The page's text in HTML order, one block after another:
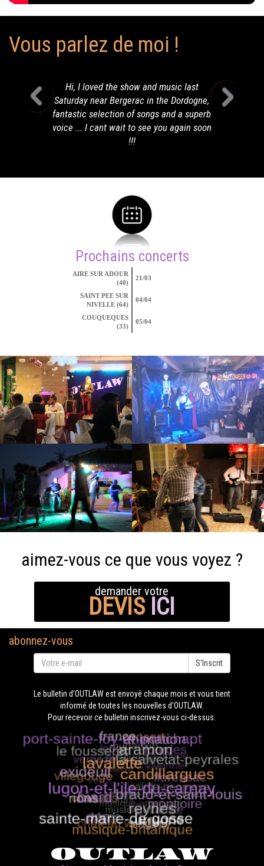
Vous parlez de moi !
Hi, I loved the show and music last
Saturday near Bergerac in the Dordogne,
fantastic selection of songs and a superb
voice ... I cant wait to see you again soon
!!!
Prochains concerts
AIRE SUR ADOUR
(40)
21/03
SAINT PEE SUR
NIVELLE (64)
04/04
COUQUEQUES
(33)
05/04
aimez-vous ce que vous voyez ?
demander votre
DEVIS ICI
abonnez-vous
S'Inscrit
Le bulletin d'OUTLAW est envoyé chaque mois et vous tient
informé de toutes les nouvelles d'OUTLAW.
Pour recevoir ce bulletin inscrivez-vous ci-dessus.
OUTLAW